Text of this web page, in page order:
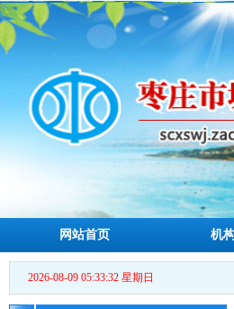
网站首页 机
2026-08-09 05:33:33 星期日